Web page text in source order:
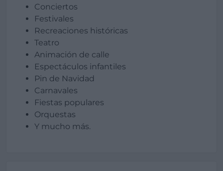
Conciertos
Festivales
Recreaciones históricas
Teatro
Animación de calle
Espectáculos infantiles
Pin de Navidad
Carnavales
Fiestas populares
Orquestas
Y mucho más.